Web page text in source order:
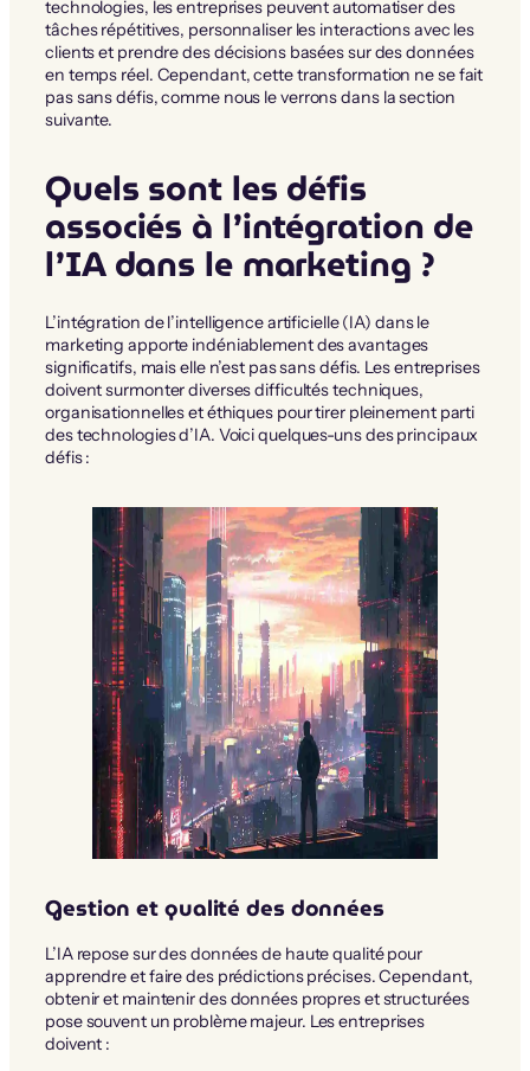
technologies, les entreprises peuvent automatiser des
tâches répétitives, personnaliser les interactions avec les
clients et prendre des décisions basées sur des données
en temps réel. Cependant, cette transformation ne se fait
pas sans défis, comme nous le verrons dans la section
suivante.
Quels sont les défis
associés à l’intégration de
l’IA dans le marketing ?
L’intégration de l’intelligence artificielle (IA) dans le
marketing apporte indéniablement des avantages
significatifs, mais elle n’est pas sans défis. Les entreprises
doivent surmonter diverses difficultés techniques,
organisationnelles et éthiques pour tirer pleinement parti
des technologies d’IA. Voici quelques-uns des principaux
défis :
Gestion et qualité des données
L’IA repose sur des données de haute qualité pour
apprendre et faire des prédictions précises. Cependant,
obtenir et maintenir des données propres et structurées
pose souvent un problème majeur. Les entreprises
doivent :